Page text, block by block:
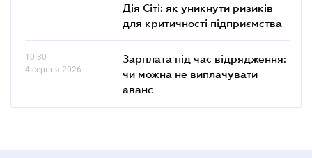
Дія Сіті: як уникнути ризиків
для критичності підприємства
10.30
4 серпня 2026
Зарплата під час відрядження:
чи можна не виплачувати
аванс